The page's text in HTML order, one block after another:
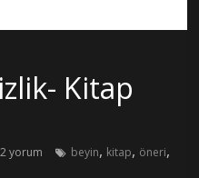
Kitap
2 yorum beyin, kitap, öneri,